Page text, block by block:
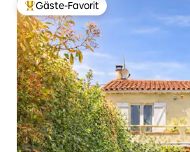
Beliebter Gäste-Favorit.
Gäste-Favorit